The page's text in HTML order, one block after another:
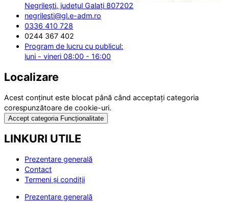
Negrilești, județul Galați 807202
negrilesti@gl.e-adm.ro
0336 410 728
0244 367 402
Program de lucru cu publicul:
luni - vineri 08:00 - 16:00
Localizare
Acest conținut este blocat până când acceptați categoria
corespunzătoare de cookie-uri.
Accept categoria Funcționalitate
LINKURI UTILE
Prezentare generală
Contact
Termeni și condiții
Prezentare generală